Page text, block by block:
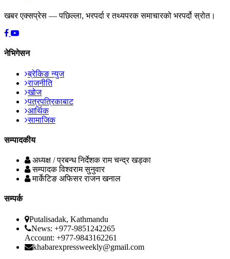
खबर एक्सप्रेस — पछिल्ला, भरपर्दा र तथ्यपरक समाचारको भरपर्दो स्रोत।
नेभिगेसन
ब्रेकिङ न्युज
राजनीति
खोज
पत्रपत्रिकाबाट
आर्थिक
सामाजिक
सम्पादकीय
अध्यक्ष / प्रबन्ध निर्देशक राम चन्द्र खड्का
सम्पादक विश्वराम सुनुवार
मार्केटिङ अफिसर राजन खनाल
सम्पर्क
Putalisadak, Kathmandu
News: +977-9851242265
Account: +977-9843162261
khabarexpressweekly@gmail.com